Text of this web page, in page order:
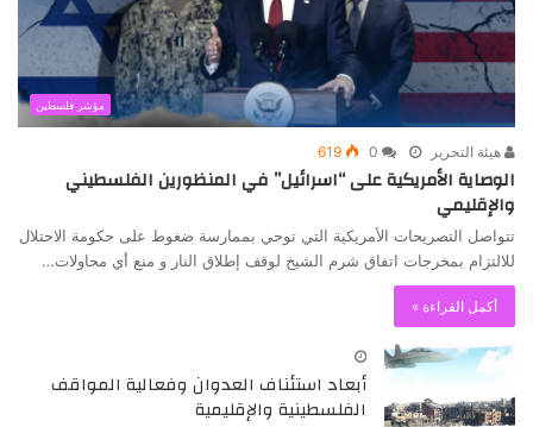
مؤشر فلسطين
هيئة التحرير 0
619
الوصاية الأمريكية على “اسرائيل” في المنظورين الفلسطيني
والإقليمي
تتواصل التصريحات الأمريكية التي توحي بممارسة ضغوط على حكومة الاحتلال
للالتزام بمخرجات اتفاق شرم الشيخ لوقف إطلاق النار و منع أي محاولات…
أكمل القراءة »
أبعاد استئناف العدوان وفعالية المواقف
الفلسطينية والإقليمية